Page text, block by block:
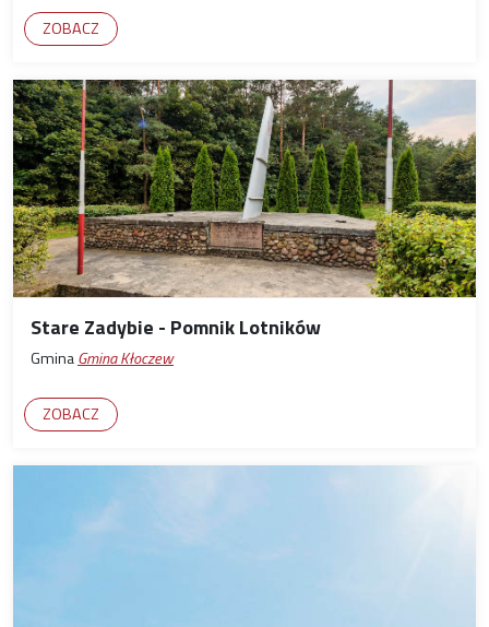
ZOBACZ
Stare Zadybie - Pomnik Lotników
GminaGmina Kłoczew
ZOBACZ